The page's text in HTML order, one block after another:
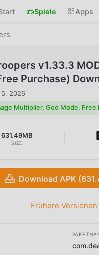
Spiele Apps
v1.33.3
Purchase)
5, 2026
Multiplier, God Mode, Free
631.49MB
SIZE
Download APK
Frühere Versionen